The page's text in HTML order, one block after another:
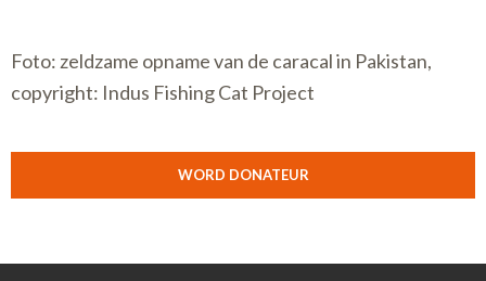
Foto: zeldzame opname van de caracal in Pakistan,
copyright: Indus Fishing Cat Project
WORD DONATEUR